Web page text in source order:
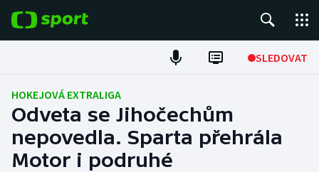
SLEDOVAT
Fotbal
Hokej
Tenis
HOKEJOVÁ EXTRALIGA
Odveta se Jihočechům
nepovedla. Sparta přehrála
Motor i podruhé